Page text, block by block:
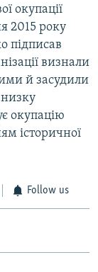
окупації
2015 року
підписав
визнали
й засудили
низку
окупацію
історичної
Follow us